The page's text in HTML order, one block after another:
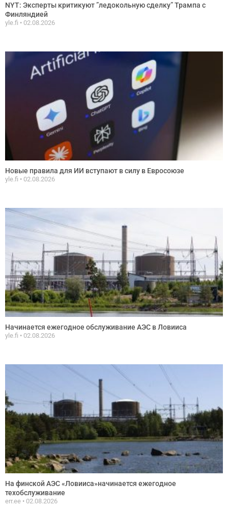
NYT: Эксперты критикуют ”ледокольную сделку” Трампа с
Финляндией
yle.fi 02.08.2026
Новые правила для ИИ вступают в силу в Евросоюзе
yle.fi 02.08.2026
Начинается ежегодное обслуживание АЭС в Ловииса
yle.fi 02.08.2026
На финской АЭС «Ловииса»начинается ежегодное
техобслуживание
err.ee 02.08.2026